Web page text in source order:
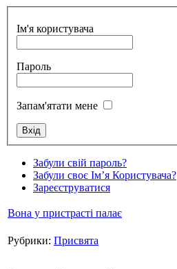
Стамбул 2010
Ім'я користувача
Пароль
Запам'ятати мене
Забули свій пароль?
Забули своє Ім’я Користувача?
Зареєструватися
Вона у пристрасті палає
Рубрики: Присвята